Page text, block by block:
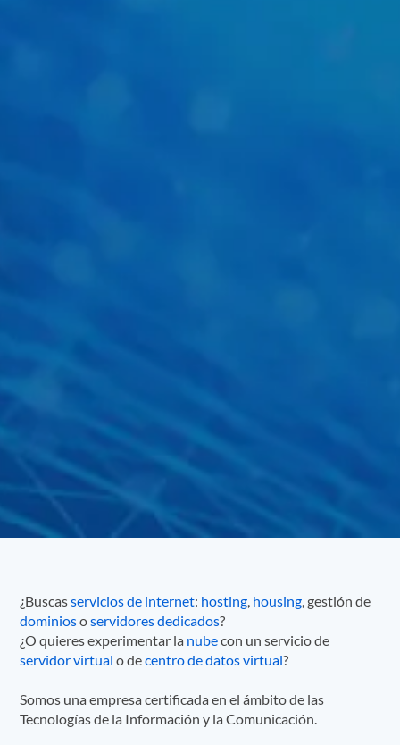
¿Buscasservicios de internet: hosting housing , gestión de
dominiososervidores dedicados?
¿O quieres experimentar la nubecon un servicio de
servidor virtual o decentro de datos virtual?
Somos una empresa certificada en el ámbito de las
Tecnologías de la Información y la Comunicación.